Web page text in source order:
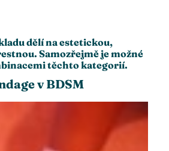
dělí na estetickou,
Samozřejmě je možné
těchto kategorií.
v BDSM